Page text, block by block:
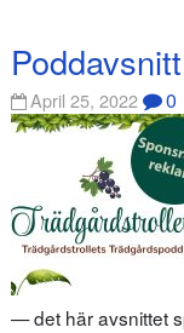
April 25, 2022 0
— det här avsnittet